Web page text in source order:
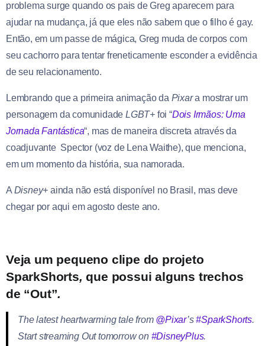
problema surge quando os pais de Greg aparecem para
ajudar na mudança, já que eles não sabem que o filho é gay.
Então, em um passe de mágica, Greg muda de corpos com
seu cachorro para tentar freneticamente esconder a evidência
de seu relacionamento.
Lembrando que a primeira animação da Pixara mostrar um
personagem da comunidadeLGBT+ foi “Dois Irmãos: Uma
Jornada Fantástica“, mas de maneira discreta através da
coadjuvante Spector (voz de Lena Waithe), que menciona,
em um momento da história, sua namorada.
A Disney+ ainda não está disponível no Brasil, mas deve
chegar por aqui em agosto deste ano.
Veja um pequeno clipe do projeto
SparkShorts,que possui alguns trechos
de “Out”.
The latest heartwarming tale from @Pixar’s#SparkShorts.
Start streaming Out tomorrow on #DisneyPlus.